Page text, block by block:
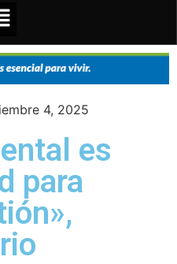
4, 2025
es
para